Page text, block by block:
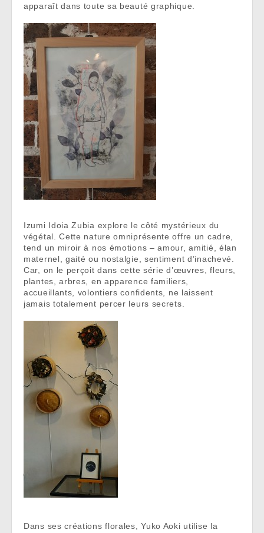
apparaît dans toute sa beauté graphique.
Izumi Idoia Zubia explore le côté mystérieux du
végétal. Cette nature omniprésente offre un cadre,
tend un miroir à nos émotions – amour, amitié, élan
maternel, gaité ou nostalgie, sentiment d’inachevé.
Car, on le perçoit dans cette série d’œuvres, fleurs,
plantes, arbres, en apparence familiers,
accueillants, volontiers confidents, ne laissent
jamais totalement percer leurs secrets.
Dans ses créations florales, Yuko Aoki utilise la